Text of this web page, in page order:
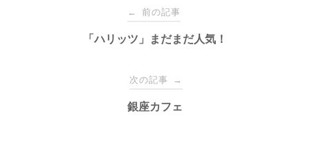
navigation
← 前の記事
「ハリッツ」まだまだ人気！
次の記事 →
銀座カフェ